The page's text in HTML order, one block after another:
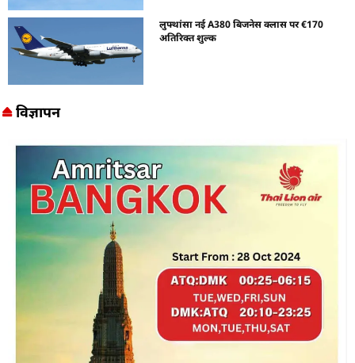
लुफ्थांसा नई A380 बिजनेस क्लास पर €170
अतिरिक्त शुल्क
विज्ञापन